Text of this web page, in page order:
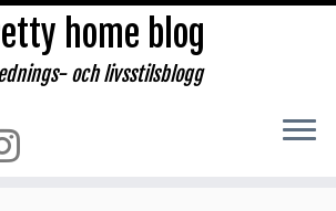
home blog
och livsstilsblogg